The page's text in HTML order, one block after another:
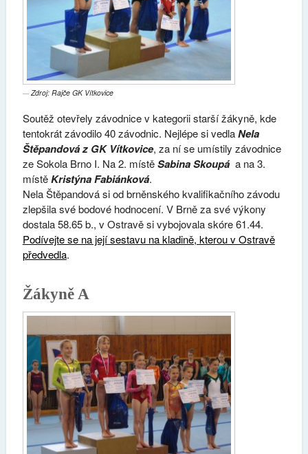
Zdroj: Rajče GK Vítkovice
Soutěž otevřely závodnice v kategorii starší žákyně, kde
tentokrát závodilo 40 závodnic. Nejlépe si vedlaNela
Štěpandová z GK Vítkovice, za ní se umístily závodnice
ze Sokola Brno I. Na 2. místěSabina Skoupáa na 3.
místěKristýna Fabiánková.
Nela Štěpandová si od brněnského kvalifikačního závodu
zlepšila své bodové hodnocení. V Brně za své výkony
dostala 58.65 b., v Ostravě si vybojovala skóre 61.44.
Podívejte se na její sestavu na kladině, kterou v Ostravě
předvedla.
Žákyně A